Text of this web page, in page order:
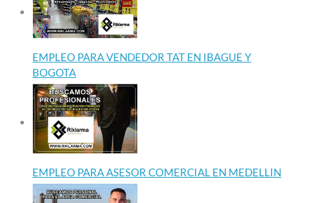
EMPLEO PARA VENDEDOR TAT EN IBAGUE Y
BOGOTA
EMPLEO PARA ASESOR COMERCIAL EN MEDELLIN